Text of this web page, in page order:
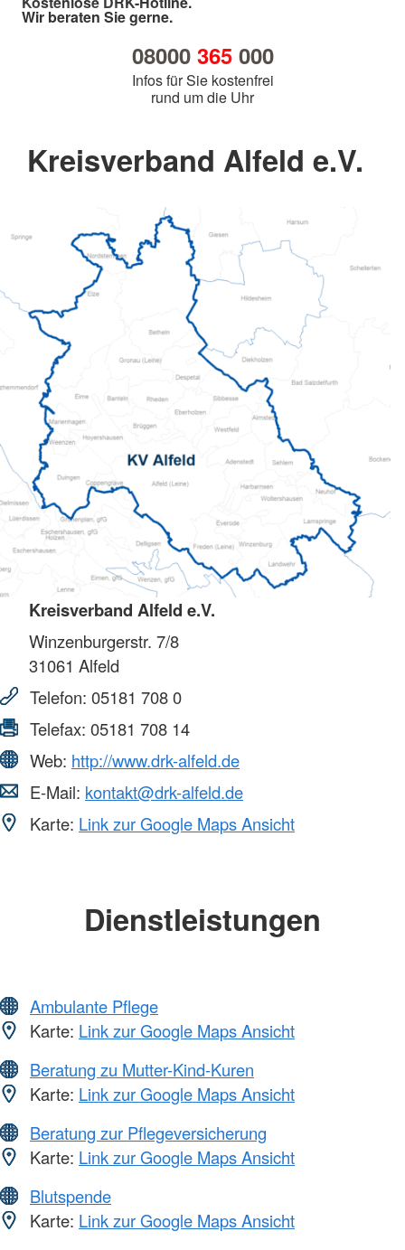
Wir beraten Sie gerne.
08000 365000
Infos für Sie kostenfrei
rund um die Uhr
Kreisverband Alfeld e.V.
Kreisverband Alfeld e.V.
Winzenburgerstr. 7/8
31061 Alfeld
Telefon: 05181 708 0
Telefax: 05181 708 14
Web: http://www.drk-alfeld.de
E-Mail: kontakt@drk-alfeld.de
Karte: Link zur Google Maps Ansicht
Dienstleistungen
Ambulante Pflege
Karte: Link zur Google Maps Ansicht
Beratung zu Mutter-Kind-Kuren
Karte: Link zur Google Maps Ansicht
Beratung zur Pflegeversicherung
Karte: Link zur Google Maps Ansicht
Blutspende
Karte: Link zur Google Maps Ansicht